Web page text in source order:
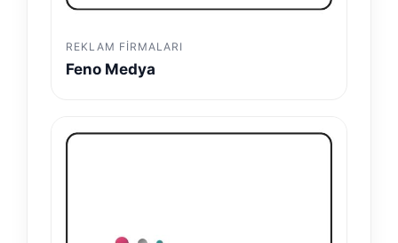
REKLAM FIRMALARI
Feno Medya